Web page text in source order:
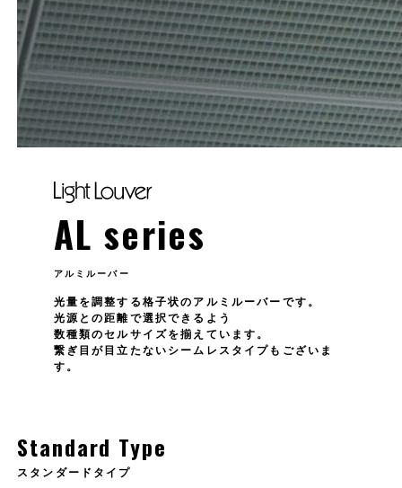
AL series
アルミルーバー
光量を調整する格子状のアルミルーバーです。
光源との距離で選択できるよう
数種類のセルサイズを揃えています。
繋ぎ目が目立たないシームレスタイプもございま
す。
Standard Type
スタンダードタイプ